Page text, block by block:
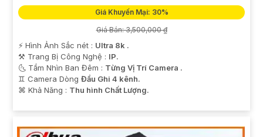
Giá Khuyến Mại: 30%
Giá Bán: 3,500,000 ₫
️⚡ Hình Ảnh Sắc nét : Ultra 8k .
⚒ Trang Bị Công Nghệ : IP.
🌜 Tầm Nhìn Ban Đêm : Từng Vị Trí Camera .
♊ Camera Dòng Đầu Ghi 4 kênh.
️⌘ Khả Năng : Thu hình Chất Lượng.